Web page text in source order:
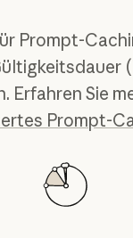
Prompt-
Erfahren Sie
Prompt-